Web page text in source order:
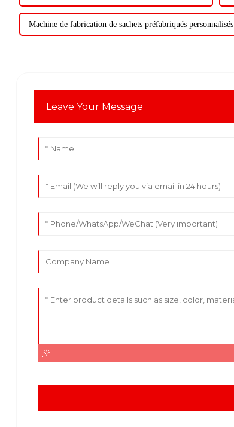
Machine de fabrication de sachets préfabriqués personnalisés
Leave Your Message